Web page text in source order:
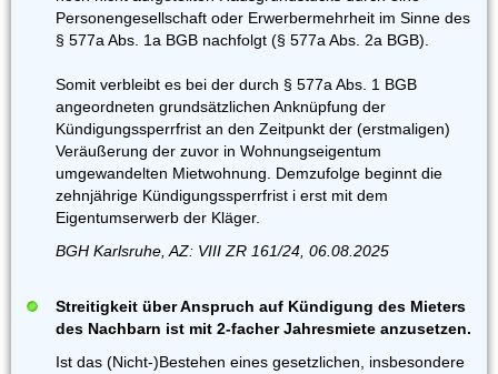
Personengesellschaft oder Erwerbermehrheit im Sinne des
§ 577a Abs. 1a BGB nachfolgt (§ 577a Abs. 2a BGB).
Somit verbleibt es bei der durch § 577a Abs. 1 BGB
angeordneten grundsätzlichen Anknüpfung der
Kündigungssperrfrist an den Zeitpunkt der (erstmaligen)
Veräußerung der zuvor in Wohnungseigentum
umgewandelten Mietwohnung. Demzufolge beginnt die
zehnjährige Kündigungssperrfrist i erst mit dem
Eigentumserwerb der Kläger.
BGH Karlsruhe, AZ: VIII ZR 161/24, 06.08.2025
Streitigkeit über Anspruch auf Kündigung des Mieters
des Nachbarn ist mit 2-facher Jahresmiete anzusetzen.
Ist das (Nicht-)Bestehen eines gesetzlichen, insbesondere